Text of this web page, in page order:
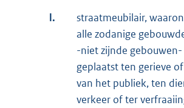
l.
straatmeubilair,
alle zodanige
-niet zijnde
geplaatst ten gerieve
van het publiek, ten
verkeer of ter